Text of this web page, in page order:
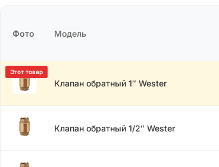
Фото Модель
Клапан обратный 1″ Wester
Клапан обратный 1/2″ Wester